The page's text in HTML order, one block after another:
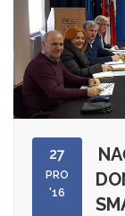
27
PRO
'16